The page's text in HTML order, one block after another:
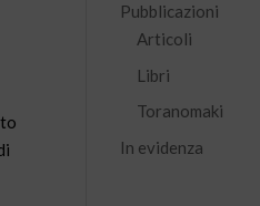
Pubblicazioni
Articoli
Libri
Toranomaki
In evidenza